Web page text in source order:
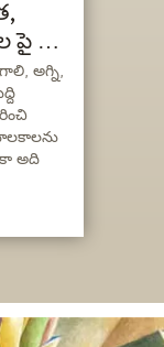
పై ఒక
అగ్ని,
అది